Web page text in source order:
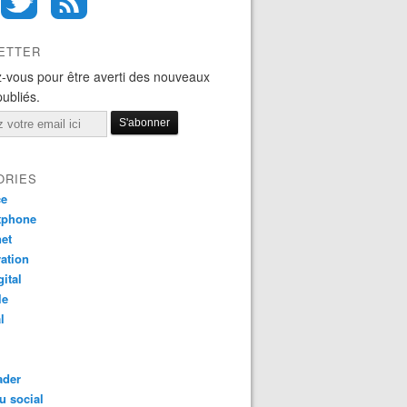
vous pour être averti des nouveaux
social